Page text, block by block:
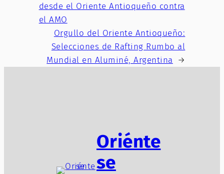
desde el Oriente Antioqueño contra
el AMO
Orgullo del Oriente Antioqueño:
Selecciones de Rafting Rumbo al
Mundial en Aluminé, Argentina
→
Oriénte
se